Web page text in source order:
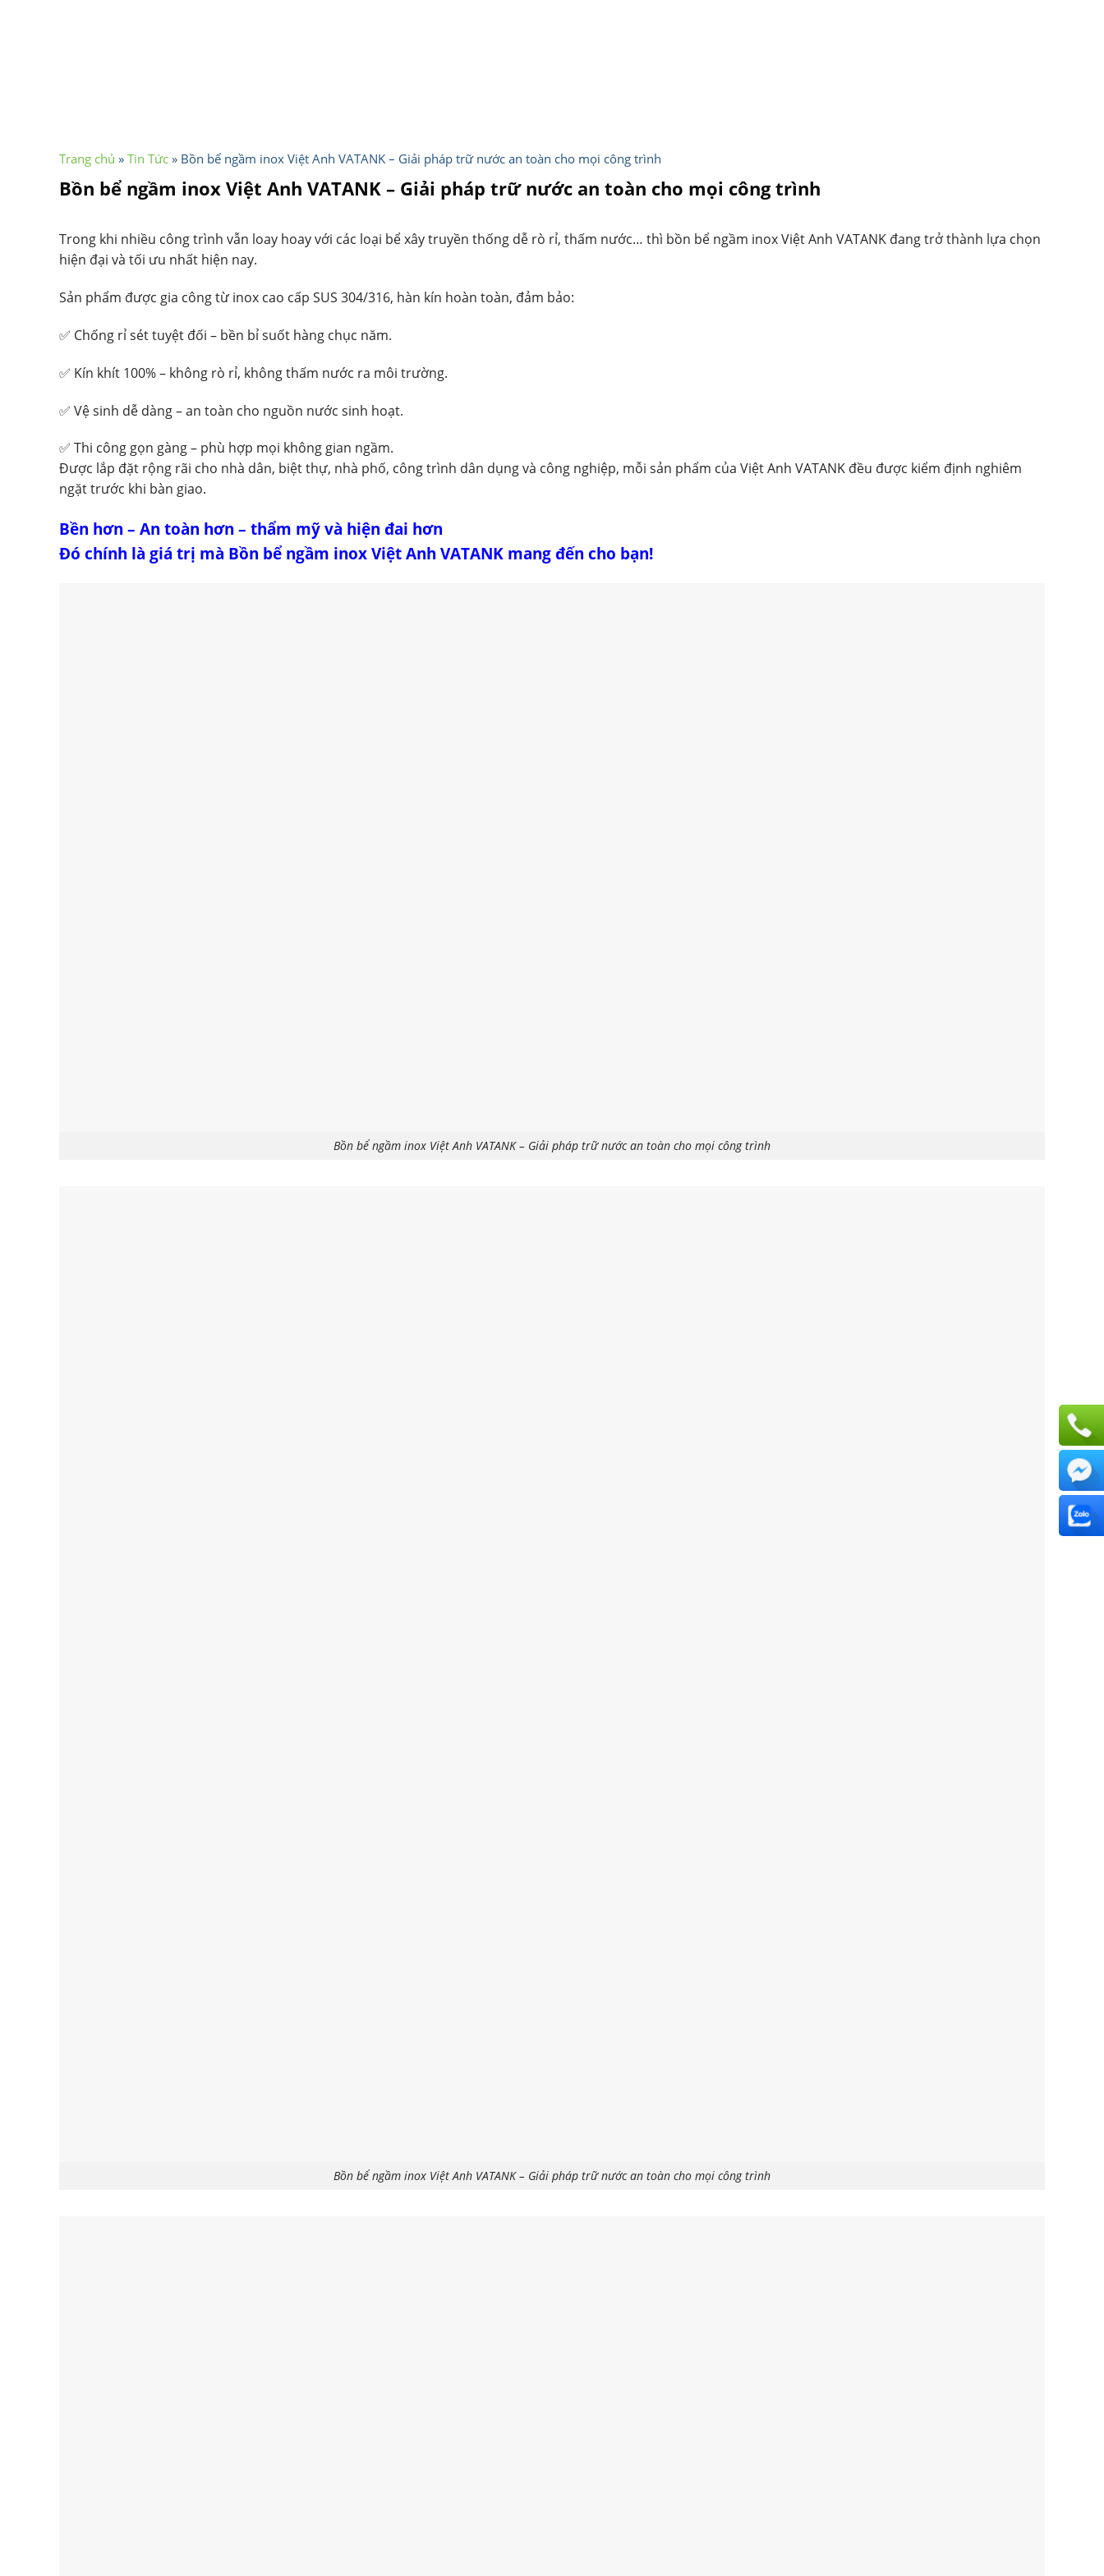
Trang chủ » Tin Tức » Bồn bể ngầm inox Việt Anh VATANK – Giải pháp trữ nước an toàn cho mọi công trình
Bồn bể ngầm inox Việt Anh VATANK – Giải pháp trữ nước an toàn cho mọi công trình
Trong khi nhiều công trình vẫn loay hoay với các loại bể xây truyền thống dễ rò rỉ, thấm nước… thì bồn bể ngầm inox Việt Anh VATANK đang trở thành lựa chọn
hiện đại và tối ưu nhất hiện nay.
Sản phẩm được gia công từ inox cao cấp SUS 304/316, hàn kín hoàn toàn, đảm bảo:
✅ Chống rỉ sét tuyệt đối – bền bỉ suốt hàng chục năm.
✅ Kín khít 100% – không rò rỉ, không thấm nước ra môi trường.
✅ Vệ sinh dễ dàng – an toàn cho nguồn nước sinh hoạt.
✅ Thi công gọn gàng – phù hợp mọi không gian ngầm.
Được lắp đặt rộng rãi cho nhà dân, biệt thự, nhà phố, công trình dân dụng và công nghiệp, mỗi sản phẩm của Việt Anh VATANK đều được kiểm định nghiêm
ngặt trước khi bàn giao.
Bền hơn – An toàn hơn – thẩm mỹ và hiện đai hơn
Đó chính là giá trị mà Bồn bể ngầm inox Việt Anh VATANK mang đến cho bạn!
Bồn bể ngầm inox Việt Anh VATANK – Giải pháp trữ nước an toàn cho mọi công trình
Bồn bể ngầm inox Việt Anh VATANK – Giải pháp trữ nước an toàn cho mọi công trình